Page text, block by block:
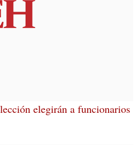
elegirán a funcionarios